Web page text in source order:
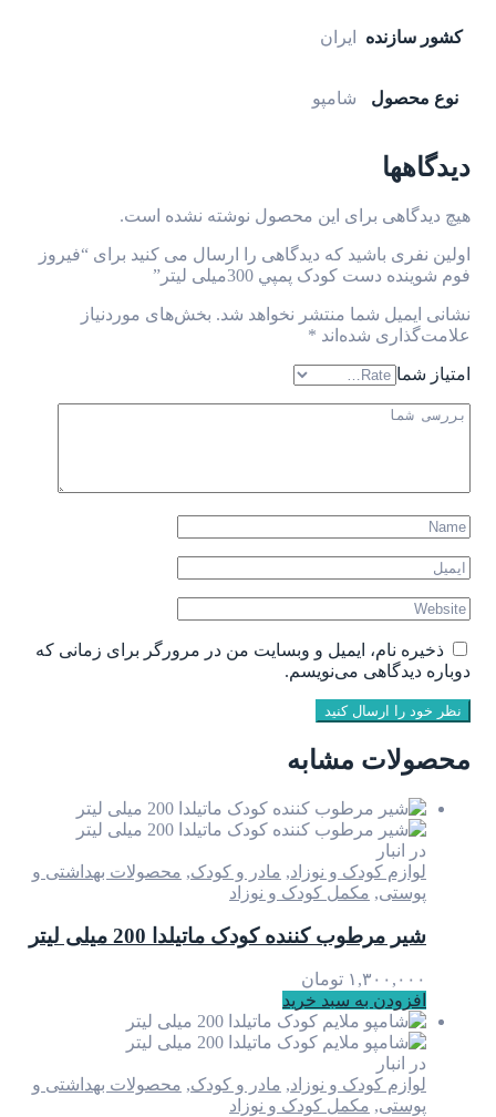
کشور سازنده ایران
نوع محصول شامپو
دیدگاهها
هیچ دیدگاهی برای این محصول نوشته نشده است.
اولین نفری باشید که دیدگاهی را ارسال می کنید برای “فيروز
فوم شوينده دست کودک پمپي 300ميلی لیتر”
نشانی ایمیل شما منتشر نخواهد شد. بخش‌های موردنیاز
علامت‌گذاری شده‌اند *
امتیاز شما
ذخیره نام، ایمیل و وبسایت من در مرورگر برای زمانی که
دوباره دیدگاهی می‌نویسم.
نظر خود را ارسال کنید
محصولات مشابه
در انبار
لوازم کودک و نوزاد, مادر و کودک, محصولات بهداشتی و
پوستی, مکمل کودک و نوزاد
شیر مرطوب کننده کودک ماتیلدا 200 میلی لیتر
۱,۳۰۰,۰۰۰ تومان
افزودن به سبد خرید
در انبار
لوازم کودک و نوزاد, مادر و کودک, محصولات بهداشتی و
پوستی, مکمل کودک و نوزاد